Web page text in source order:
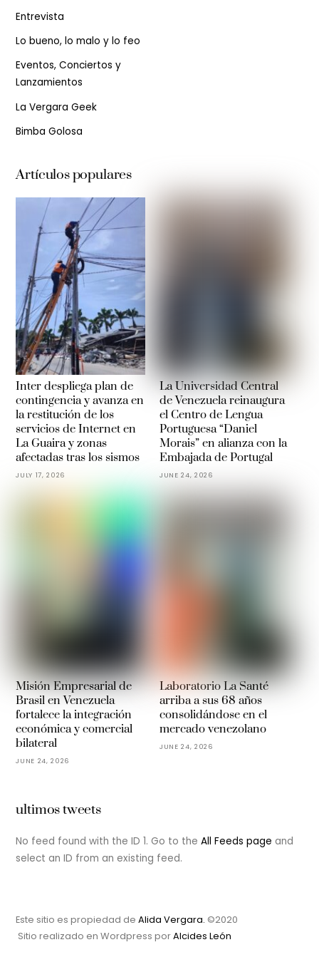
Entrevista
Lo bueno, lo malo y lo feo
Eventos, Conciertos y
Lanzamientos
La Vergara Geek
Bimba Golosa
Artículos populares
Inter despliega plan de
contingencia y avanza en
la restitución de los
servicios de Internet en
La Guaira y zonas
afectadas tras los sismos
JULY 17, 2026
La Universidad Central
de Venezuela reinaugura
el Centro de Lengua
Portuguesa “Daniel
Morais” en alianza con la
Embajada de Portugal
JUNE 24, 2026
Misión Empresarial de
Brasil en Venezuela
fortalece la integración
económica y comercial
bilateral
JUNE 24, 2026
Laboratorio La Santé
arriba a sus 68 años
consolidándose en el
mercado venezolano
JUNE 24, 2026
ultimos tweets
No feed found with the ID 1. Go to theAll Feeds page and
select an ID from an existing feed.
Este sitio es propiedad deAlida Vergara. ©2020
Sitio realizado en Wordpress porAlcides León